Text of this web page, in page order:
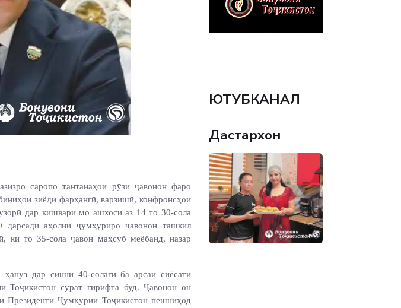
саропо тантанаҳои рӯзи ҷавонон фаро
зиёди фарҳангӣ, варзишӣ, конфронсҳои
дар кишвари мо ашхоси аз 14 то 30-сола
аҳолии ҷумҳуриро ҷавонон ташкил
ки то 35-сола ҷавон маҳсуб меёбанд, назар
дар синни 40-солагӣ ба арсаи сиёсати
Тоҷикистон сурат гирифта буд. Ҷавонон он
Президенти Ҷумҳурии Тоҷикистон пешниҳод
ЮТУБКАНАЛ
Дастархон